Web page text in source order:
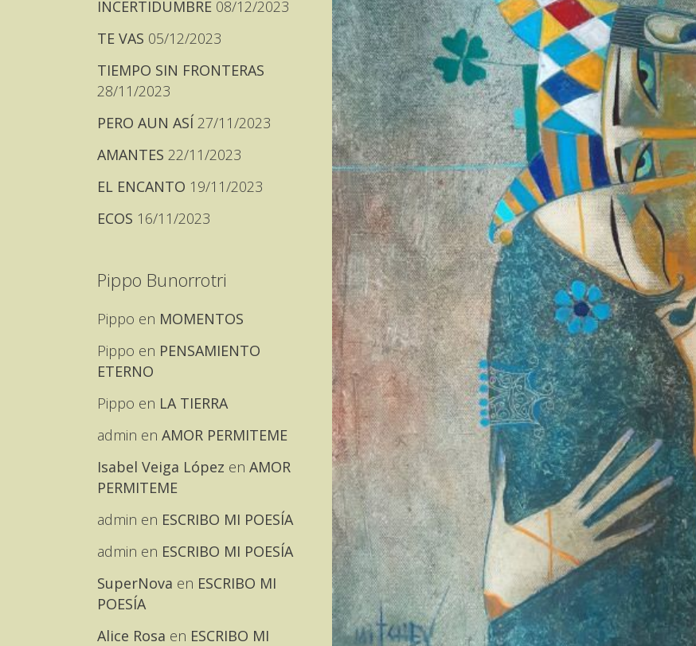
INCERTIDUMBRE 08/12/2023
TE VAS 05/12/2023
TIEMPO SIN FRONTERAS
28/11/2023
PERO AUN ASÍ 27/11/2023
AMANTES 22/11/2023
EL ENCANTO 19/11/2023
ECOS 16/11/2023
Pippo Bunorrotri
Pippo en MOMENTOS
Pippo en PENSAMIENTO
ETERNO
Pippo en LA TIERRA
admin en AMOR PERMITEME
Isabel Veiga López en AMOR
PERMITEME
admin en ESCRIBO MI POESÍA
admin en ESCRIBO MI POESÍA
SuperNova en ESCRIBO MI
POESÍA
Alice Rosa en ESCRIBO MI